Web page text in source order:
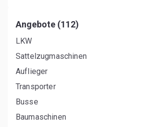
Angebote (112)
LKW
Sattelzugmaschinen
Auflieger
Transporter
Busse
Baumaschinen